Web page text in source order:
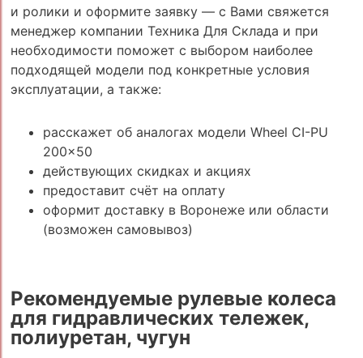
и ролики и оформите заявку — с Вами свяжется
менеджер компании Техника Для Склада и при
необходимости поможет с выбором наиболее
подходящей модели под конкретные условия
эксплуатации, а также:
расскажет об аналогах модели Wheel CI-PU
200x50
действующих скидках и акциях
предоставит счёт на оплату
оформит доставку в Воронеже или области
(возможен самовывоз)
Рекомендуемые рулевые колеса
для гидравлических тележек,
полиуретан, чугун